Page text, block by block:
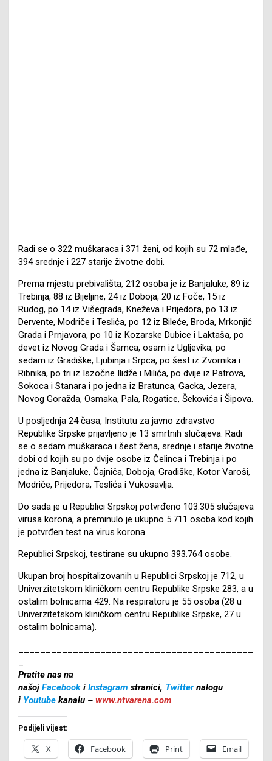
Radi se o 322 muškaraca i 371 ženi, od kojih su 72 mlađe,
394 srednje i 227 starije životne dobi.
Prema mjestu prebivališta, 212 osoba je iz Banjaluke, 89 iz
Trebinja, 88 iz Bijeljine, 24 iz Doboja, 20 iz Foče, 15 iz
Rudog, po 14 iz Višegrada, Kneževa i Prijedora, po 13 iz
Dervente, Modriče i Teslića, po 12 iz Bileće, Broda, Mrkonjić
Grada i Prnjavora, po 10 iz Kozarske Dubice i Laktaša, po
devet iz Novog Grada i Šamca, osam iz Ugljevika, po
sedam iz Gradiške, Ljubinja i Srpca, po šest iz Zvornika i
Ribnika, po tri iz Iszočne Ilidže i Milića, po dvije iz Patrova,
Sokoca i Stanara i po jedna iz Bratunca, Gacka, Jezera,
Novog Goražda, Osmaka, Pala, Rogatice, Šekovića i Šipova.
U posljednja 24 časa, Institutu za javno zdravstvo
Republike Srpske prijavljeno je 13 smrtnih slučajeva. Radi
se o sedam muškaraca i šest žena, srednje i starije životne
dobi od kojih su po dvije osobe iz Čelinca i Trebinja i po
jedna iz Banjaluke, Čajniča, Doboja, Gradiške, Kotor Varoši,
Modriče, Prijedora, Teslića i Vukosavlja.
Do sada je u Republici Srpskoj potvrđeno 103.305 slučajeva
virusa korona, a preminulo je ukupno 5.711 osoba kod kojih
je potvrđen test na virus korona.
Republici Srpskoj, testirane su ukupno 393.764 osobe.
Ukupan broj hospitalizovanih u Republici Srpskoj je 712, u
Univerzitetskom kliničkom centru Republike Srpske 283, a u
ostalim bolnicama 429. Na respiratoru je 55 osoba (28 u
Univerzitetskom kliničkom centru Republike Srpske, 27 u
ostalim bolnicama).
Pratite nas na
našoj Facebook i Instagram stranici, Twitternalogu
i Youtube kanalu – www.ntvarena.com
Podijeli vijest:
X Facebook Print Email